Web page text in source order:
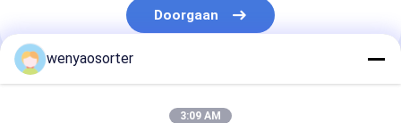
plastic kleurensorteermachine
Multifunctionele Kleurensorteerder
De Sorteerder van de notenkleur
Doorgaan
Onze Categorieën
wenyaosorter
3:09 AM